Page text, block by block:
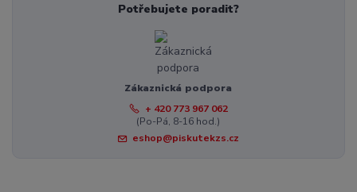
Potřebujete poradit?
Zákaznická podpora
+ 420 773 967 062
(Po-Pá, 8-16 hod.)
eshop@piskutekzs.cz